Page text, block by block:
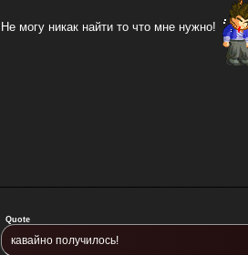
Не могу никак найти то что мне нужно!
Quote
кавайно получилось!